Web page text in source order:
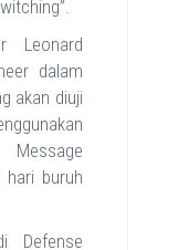
Leonard
dalam
akan diuji
hari buruh
Defense